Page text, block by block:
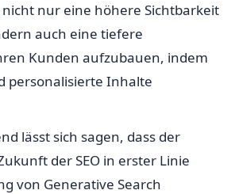
nicht nur eine höhere Sichtbarkeit
auch eine tiefere
Kunden aufzubauen, indem
personalisierte Inhalte
lässt sich sagen, dass der
der SEO in erster Linie
von Generative Search